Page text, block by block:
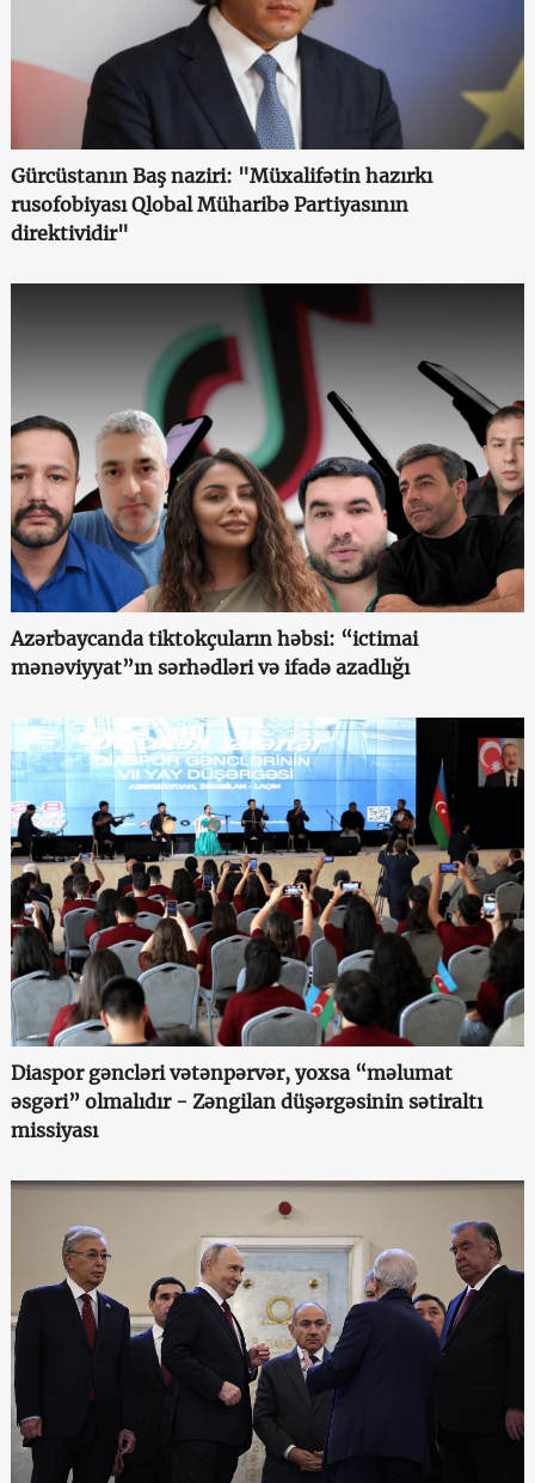
Gürcüstanın Baş naziri: "Müxalifətin hazırkı
rusofobiyası Qlobal Müharibə Partiyasının
direktividir"
Azərbaycanda tiktokçuların həbsi: “ictimai
mənəviyyat”ın sərhədləri və ifadə azadlığı
Diaspor gəncləri vətənpərvər, yoxsa “məlumat
əsgəri” olmalıdır - Zəngilan düşərgəsinin sətiraltı
missiyası